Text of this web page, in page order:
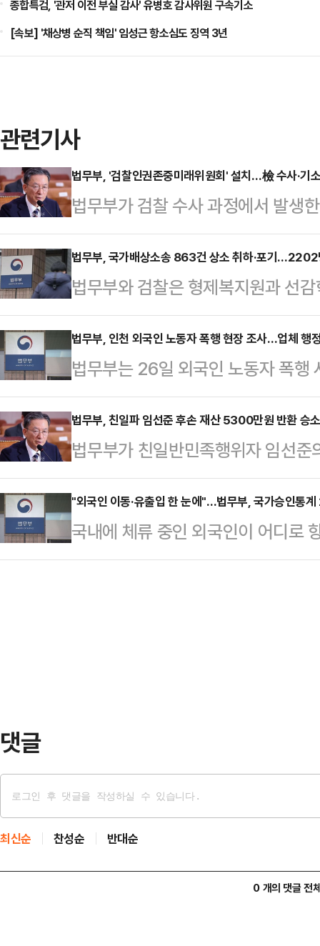
종합특검, '관저 이전 부실 감사' 유병호 감사위원 구속기소
[속보] '채상병 순직 책임' 임성근 항소심도 징역 3년
관련기사
법무부, '검찰인권존중미래위원회' 설치…檢 수사·기
법무부가 검찰 수사 과정에서 발생
위해 검찰인권존중미래위원회(가
성호 법무부 장관은 검찰 수사·기
사건과 관련해 독립적인 외부 위원
상을 확인하도록 지시했다.법무부
에 인권침해점검 태스크포스(TF)
의혹이 제기된 사안들의 진상조사
계신 의혹을 해소하기에 미흡했다"…
법무부, 국가배상소송 863건 상소 취하·포기
법무부와 검찰은 형제복지원과 선
건' 피해자들이 국가를 상대로 낸
소·상고)를 취하하거나 포기했다
경우 지난 달 기준 피해자 756명
하되거나 포기됐다.삼청교육대는
사건)는 97건(904명), 선감학원은
다.법무부는 이에 따라 피해자
금…
법무부, 인천 외국인 노동자 폭행 현장 조사…업체 행
법무부는 26일 외국인 노동자 폭행
업체에 대해 행정 처분을 검토하기
구 가좌동의 한 섬유 제조업체에서
자의 머리채를 잡는 등 폭행했다는
외국인정책본부 소속 이민자 권익
나온 즉시 인천출입국·외국인청과
담을 진행했다.출입국·외국인정책
국인 고용 및 초청 제…
법무부, 친일파 임선준 후손 재산 5300만원 반환 승소
법무부가 친일반민족행위자 임선
대금 부당이득 반환 청구 소송에서
부지방법원은 지난 22일 정부의 청
다.앞서 법무부는 임선준의 후속 A
1993∼2000년 사이 매각된 사실
"외국인 이동·유출입 한 눈에"…법무부, 국가승인통
국내에 체류 중인 외국인이 어디로
통계로 확인할 수 있게 된다.24일
댓글
최신순 찬성순 반대순
0 개의 댓글 전